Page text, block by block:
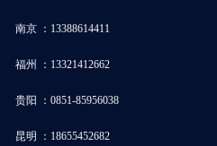
南京 ：13388614411
福州 ：13321412662
贵阳 ：0851-85956038
昆明 ：18655452682